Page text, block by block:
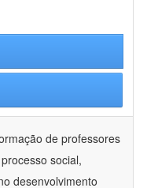
de professores
social,
desenvolvimento